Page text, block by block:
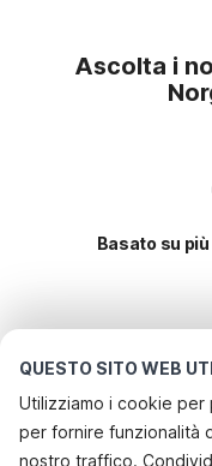
QUESTO SITO WEB
Utilizziamo i cookie per
per fornire funzionalità
nostro traffico.
Ascolta i
Basato su
vacanze
Servizi più popolari per
norge/trøndelag